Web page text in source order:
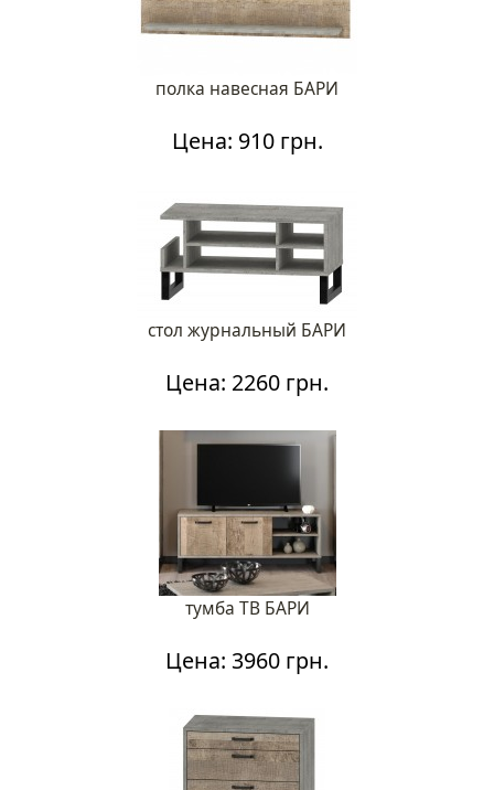
полка навесная БАРИ
Цена: 910 грн.
стол журнальный БАРИ
Цена: 2260 грн.
тумба ТВ БАРИ
Цена: 3960 грн.